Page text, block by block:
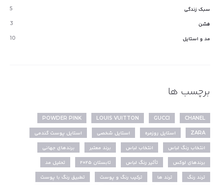
سبک زندگی 5
فشن 3
مد و استایل 10
برچسب ها
CHANEL
GUCCI
LOUIS VUITTON
POWDER PINK
ZARA استایل روزمره استایل شخصی استایل پوست گندمی
انتخاب رنگ لباس انتخاب لباس برند معتبر برندهای جهانی
برندهای لوکس تأثیر رنگ لباس تابستان ۲۰۲۵ تحلیل مد
ترند رنگ ترند ها ترکیب رنگ و پوست تطبیق رنگ با پوست